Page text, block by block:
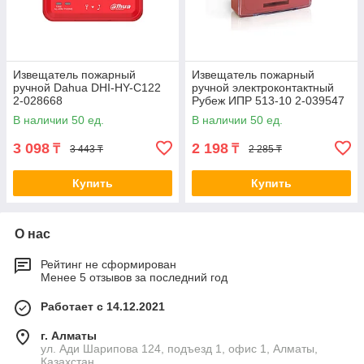
Извещатель пожарный
ручной Dahua DHI-HY-C122
2-028668
В наличии 50 ед.
3 098 ₸ 3 443 ₸
Купить
Извещатель пожарный
ручной электроконтактный
Рубеж ИПР 513-10 2-039547
В наличии 50 ед.
2 198 ₸ 2 285 ₸
Купить
О нас
Рейтинг не сформирован
Менее 5 отзывов за последний год
Работает с 14.12.2021
г. Алматы
ул. Ади Шарипова 124, подъезд 1, офис 1, Алматы,